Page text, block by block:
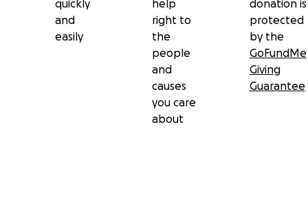
quickly
and
easily
help
right to
the
people
and
causes
you care
about
donation is
protected
by the
GoFundMe
Giving
Guarantee